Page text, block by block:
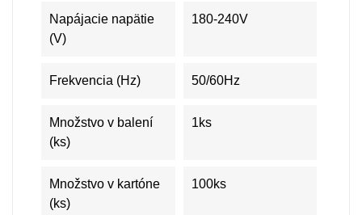
Napájacie napätie
(V)
180-240V
Frekvencia (Hz) 50/60Hz
Množstvo v balení
(ks)
1ks
Množstvo v kartóne
(ks)
100ks